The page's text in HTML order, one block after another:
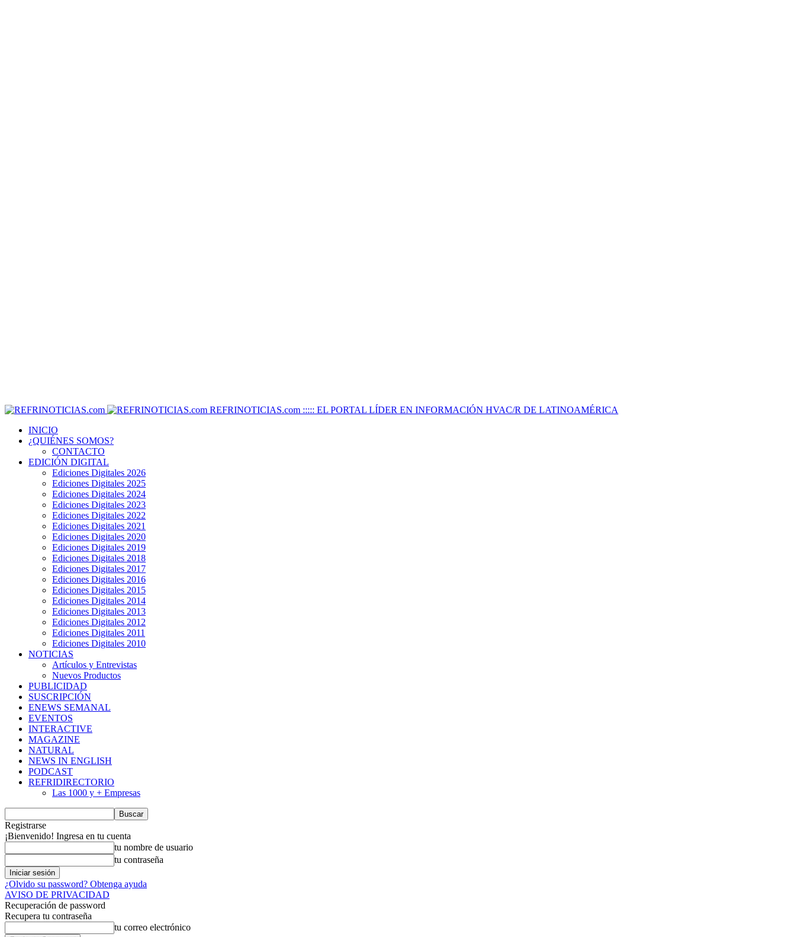
REFRINOTICIAS.com ::::: EL PORTAL LÍDER EN INFORMACIÓN HVAC/R DE LATINOAMÉRICA
INICIO
¿QUIÉNES SOMOS?
CONTACTO
EDICIÓN DIGITAL
Ediciones Digitales 2026
Ediciones Digitales 2025
Ediciones Digitales 2024
Ediciones Digitales 2023
Ediciones Digitales 2022
Ediciones Digitales 2021
Ediciones Digitales 2020
Ediciones Digitales 2019
Ediciones Digitales 2018
Ediciones Digitales 2017
Ediciones Digitales 2016
Ediciones Digitales 2015
Ediciones Digitales 2014
Ediciones Digitales 2013
Ediciones Digitales 2012
Ediciones Digitales 2011
Ediciones Digitales 2010
NOTICIAS
Artículos y Entrevistas
Nuevos Productos
PUBLICIDAD
SUSCRIPCIÓN
ENEWS SEMANAL
EVENTOS
INTERACTIVE
MAGAZINE
NATURAL
NEWS IN ENGLISH
PODCAST
REFRIDIRECTORIO
Las 1000 y + Empresas
Registrarse
¡Bienvenido! Ingresa en tu cuenta
tu nombre de usuario
tu contraseña
¿Olvido su password? Obtenga ayuda
AVISO DE PRIVACIDAD
Recuperación de password
Recupera tu contraseña
tu correo electrónico